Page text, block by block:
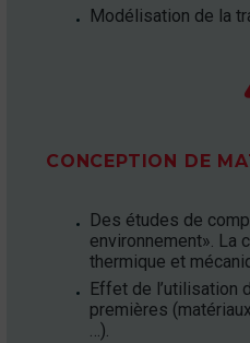
Modélisation de la
CONCEPTION DE
Des études de
environnement». La
thermique et
Effet de l’utilisation
premières
…).